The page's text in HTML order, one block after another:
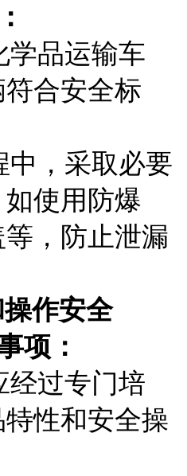
学品运输车
合安全标
中，采取必要
使用防爆
，防止泄漏
作安全
项：
经过专门培
性和安全操